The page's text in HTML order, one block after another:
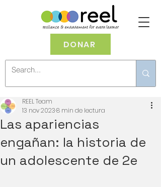
DONAR
Las apariencias
engañan: la historia de
un adolescente de 2e
REEL Team
13 nov 20238 min de lectura